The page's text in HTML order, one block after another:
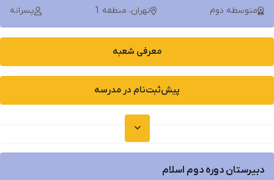
متوسطه دوم تهران، منطقه 1 پسرانه
معرفی شعبه
پیش‌ثبت‌نام در مدرسه
دبیرستان دوره دوم اسلام